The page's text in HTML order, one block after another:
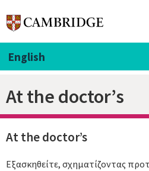
English
At the doctor’s
At the doctor’s
Εξασκηθείτε, σχηματίζοντας